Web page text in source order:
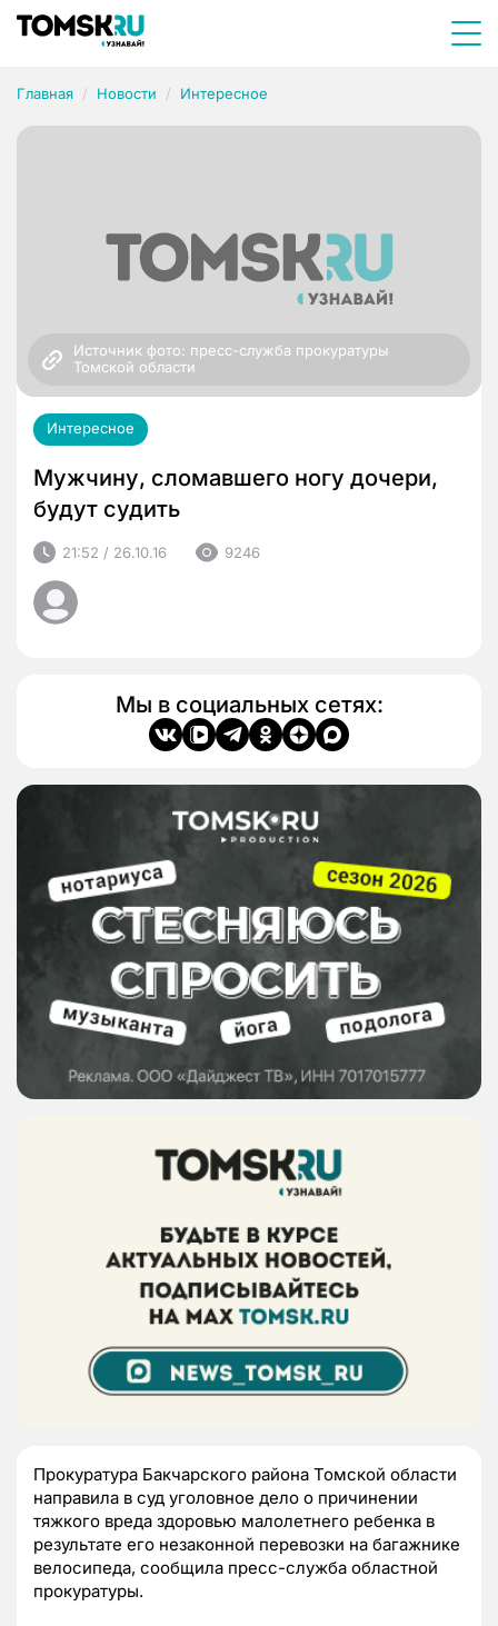
Главная Новости Интересное
Источник фото: пресс-служба прокуратуры
Томской области
Интересное
Мужчину, сломавшего ногу дочери,
будут судить
21:52 / 26.10.16 9246
Мы в социальных сетях:
Прокуратура Бакчарского района Томской области
направила в суд уголовное дело о причинении
тяжкого вреда здоровью малолетнего ребенка в
результате его незаконной перевозки на багажнике
велосипеда, сообщила пресс-служба областной
прокуратуры.